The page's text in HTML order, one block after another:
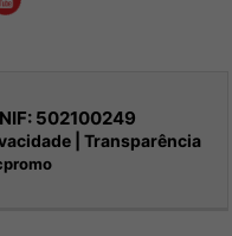
502100249
| Transparência